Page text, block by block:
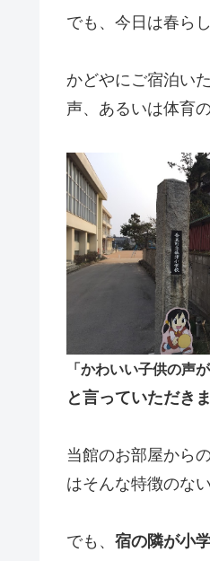
でも、今日は春ら
かどやにご宿泊い
声、あるいは体育
「かわいい子供の声
と言っていただき
当館のお部屋から
はそんな特徴のな
でも、 宿の隣が小